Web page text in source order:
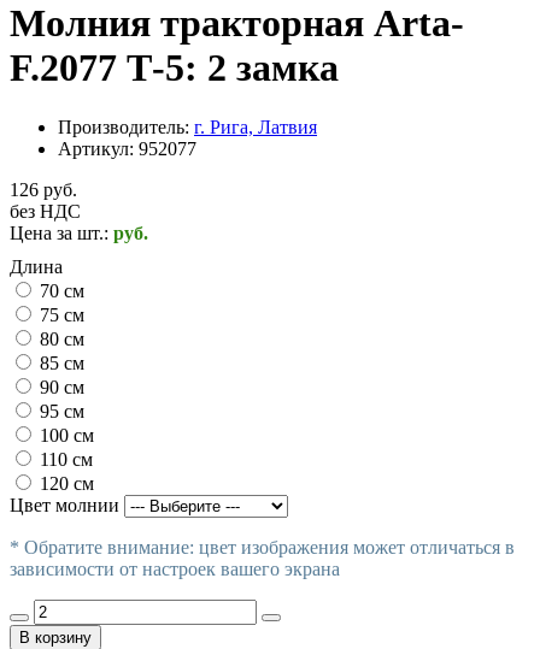
Молния тракторная Arta-
F.2077 Т-5: 2 замка
Производитель: г. Рига, Латвия
Артикул: 952077
126 руб.
без НДС
Цена за шт.: руб.
Длина
70 см
75 см
80 см
85 см
90 см
95 см
100 см
110 см
120 см
Цвет молнии
* Обратите внимание: цвет изображения может отличаться в
зависимости от настроек вашего экрана
В корзину